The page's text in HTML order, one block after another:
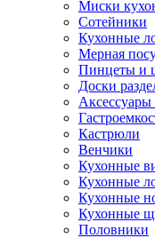
Миски
Сотейники
Кухонные
Мерная
Пинцеты и
Доски
Кастрюли
Венчики
Кухонные
Кухонные
Кухонные
Кухонные
Половники